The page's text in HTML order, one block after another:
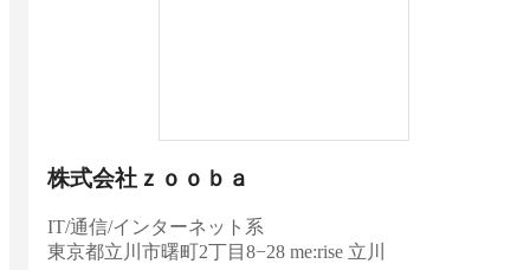
株式会社ｚｏｏｂａ
IT/通信/インターネット系
東京都立川市曙町2丁目8−28 me:rise 立川